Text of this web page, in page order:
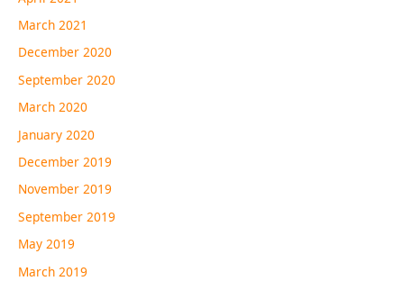
March 2021
December 2020
September 2020
March 2020
January 2020
December 2019
November 2019
September 2019
May 2019
March 2019